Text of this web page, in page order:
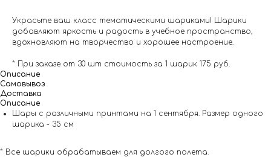
Украсьте ваш класс тематическими шариками! Шарики
добавляют яркость и радость в учебное пространство,
вдохновляют на творчество и хорошее настроение.
* При заказе от 30 шт стоимость за 1 шарик 175 руб.
Описание
Самовывоз
Доставка
Описание
Шары с различными принтами на 1 сентября. Размер одного
шарика - 35 см
* Все шарики обрабатываем для долгого полета.